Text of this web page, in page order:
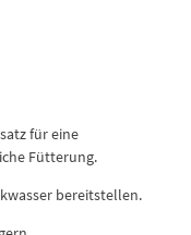
für eine
Fütterung.
bereitstellen.